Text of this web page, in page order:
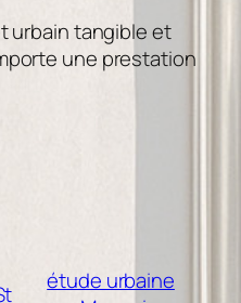
urbain tangible et
une prestation
étude urbaine